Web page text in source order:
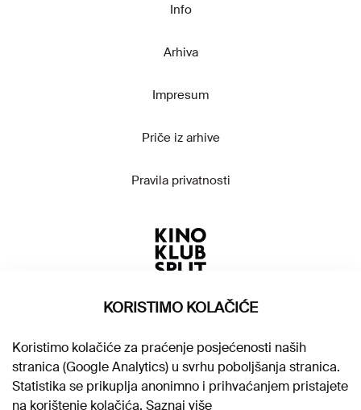
Info
Arhiva
Impresum
Priče iz arhive
Pravila privatnosti
KORISTIMO KOLAČIĆE
Koristimo kolačiće za praćenje posjećenosti naših
stranica (Google Analytics) u svrhu poboljšanja stranica.
Statistika se prikuplja anonimno i prihvaćanjem pristajete
na korištenje kolačića. Saznaj više